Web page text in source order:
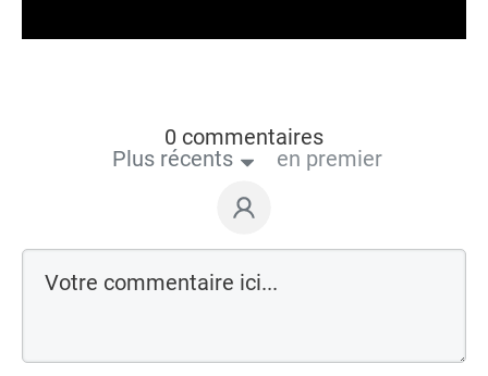
0 commentaires
Plus récents
en premier